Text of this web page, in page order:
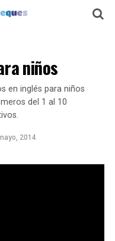
niños
en inglés para niños
del 1 al 10
2014